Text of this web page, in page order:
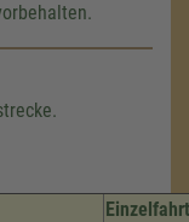
Einzelfahrt